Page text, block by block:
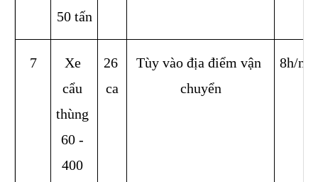
50 tấn
7
Xe
cẩu
thùng
60 -
400
26
ca
Tùy vào địa điểm vận
chuyển
8h/